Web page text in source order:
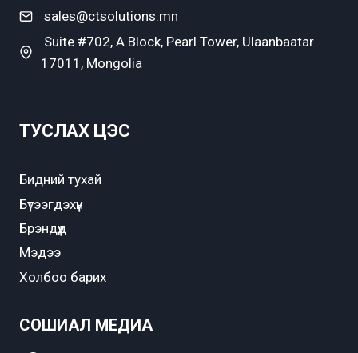
sales@ctsolutions.mn
Suite #702, A Block, Pearl Tower, Ulaanbaatar
17011, Mongolia
ТУСЛАХ ЦЭС
Бидний тухай
Бүтээгдэхүүн
Брэндүүд
Мэдээ
Холбоо барих
СОШИАЛ МЕДИА